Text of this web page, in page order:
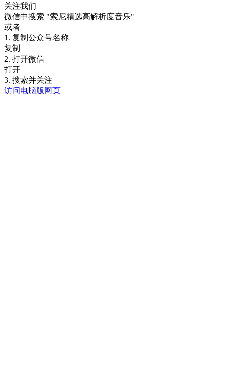
关注我们
微信中搜索 "索尼精选高解析度音乐"
或者
1. 复制公众号名称
复制
2. 打开微信
打开
3. 搜索并关注
访问电脑版网页